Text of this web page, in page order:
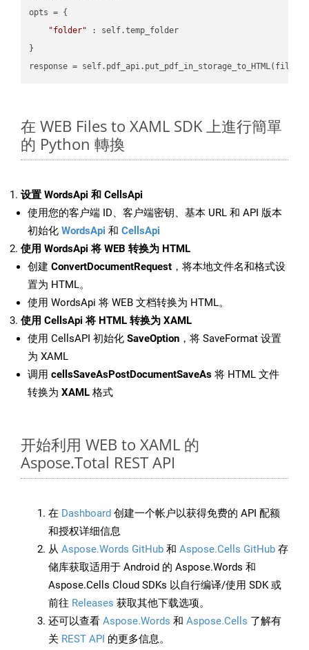
opts = {
"folder" : self.temp_folder
}
在 WEB Files to XAML SDK 上進行簡單
的 Python 轉換
设置 WordsApi 和 CellsApi
使用您的客户端 ID、客户端密钥、基本 URL 和 API 版本
初始化 WordsApi 和 CellsApi
使用 WordsApi 将 WEB 转换为 HTML
创建 ConvertDocumentRequest ，将本地文件名和格式设
置为 HTML。
使用 WordsApi 将 WEB 文档转换为 HTML。
使用 CellsApi 将 HTML 转换为 XAML
使用 CellsAPI 初始化 SaveOption ，将 SaveFormat 设置
为 XAML
调用 cellsSaveAsPostDocumentSaveAs 将 HTML 文件
转换为 XAML 格式
开始利用 WEB to XAML 的
Aspose.Total REST API
在 Dashboard 创建一个帐户以获得免费的 API 配额
和授权详细信息
从 Aspose.Words GitHub 和 Aspose.Cells GitHub 存
储库获取适用于 Android 的 Aspose.Words 和
Aspose.Cells Cloud SDKs 以自行编译/使用 SDK 或
前往 Releases 获取其他下载选项。
还可以查看 Aspose.Words 和 Aspose.Cells 了解有
关 REST API 的更多信息。